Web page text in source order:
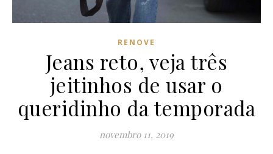
RENOVE
Jeans reto, veja três
jeitinhos de usar o
queridinho da temporada
novembro 11, 2019